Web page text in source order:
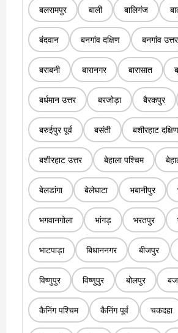
बलरामपुर बाली बालिगंज
बंदवान बनगांव दक्षिण बनगांव उत्तर
बराबनी बारानगर बारासात
बर्धमान उत्तर बरजोड़ा बैरकपुर
बरुईपुर पूर्व बसंती बशीरहाट दक्षिण
बशीरहाट उत्तर बेहाला पश्चिम
बेलडांगा बेलेघाटा भबानीपुर
भगवानगोला भांगड़ भरतपुर
भाटपाड़ा बिधाननगर बीजपुर
विष्णुपुर विष्णुपुर बोलपुर
कैनिंग पश्चिम कैनिंग पूर्व चकदहा